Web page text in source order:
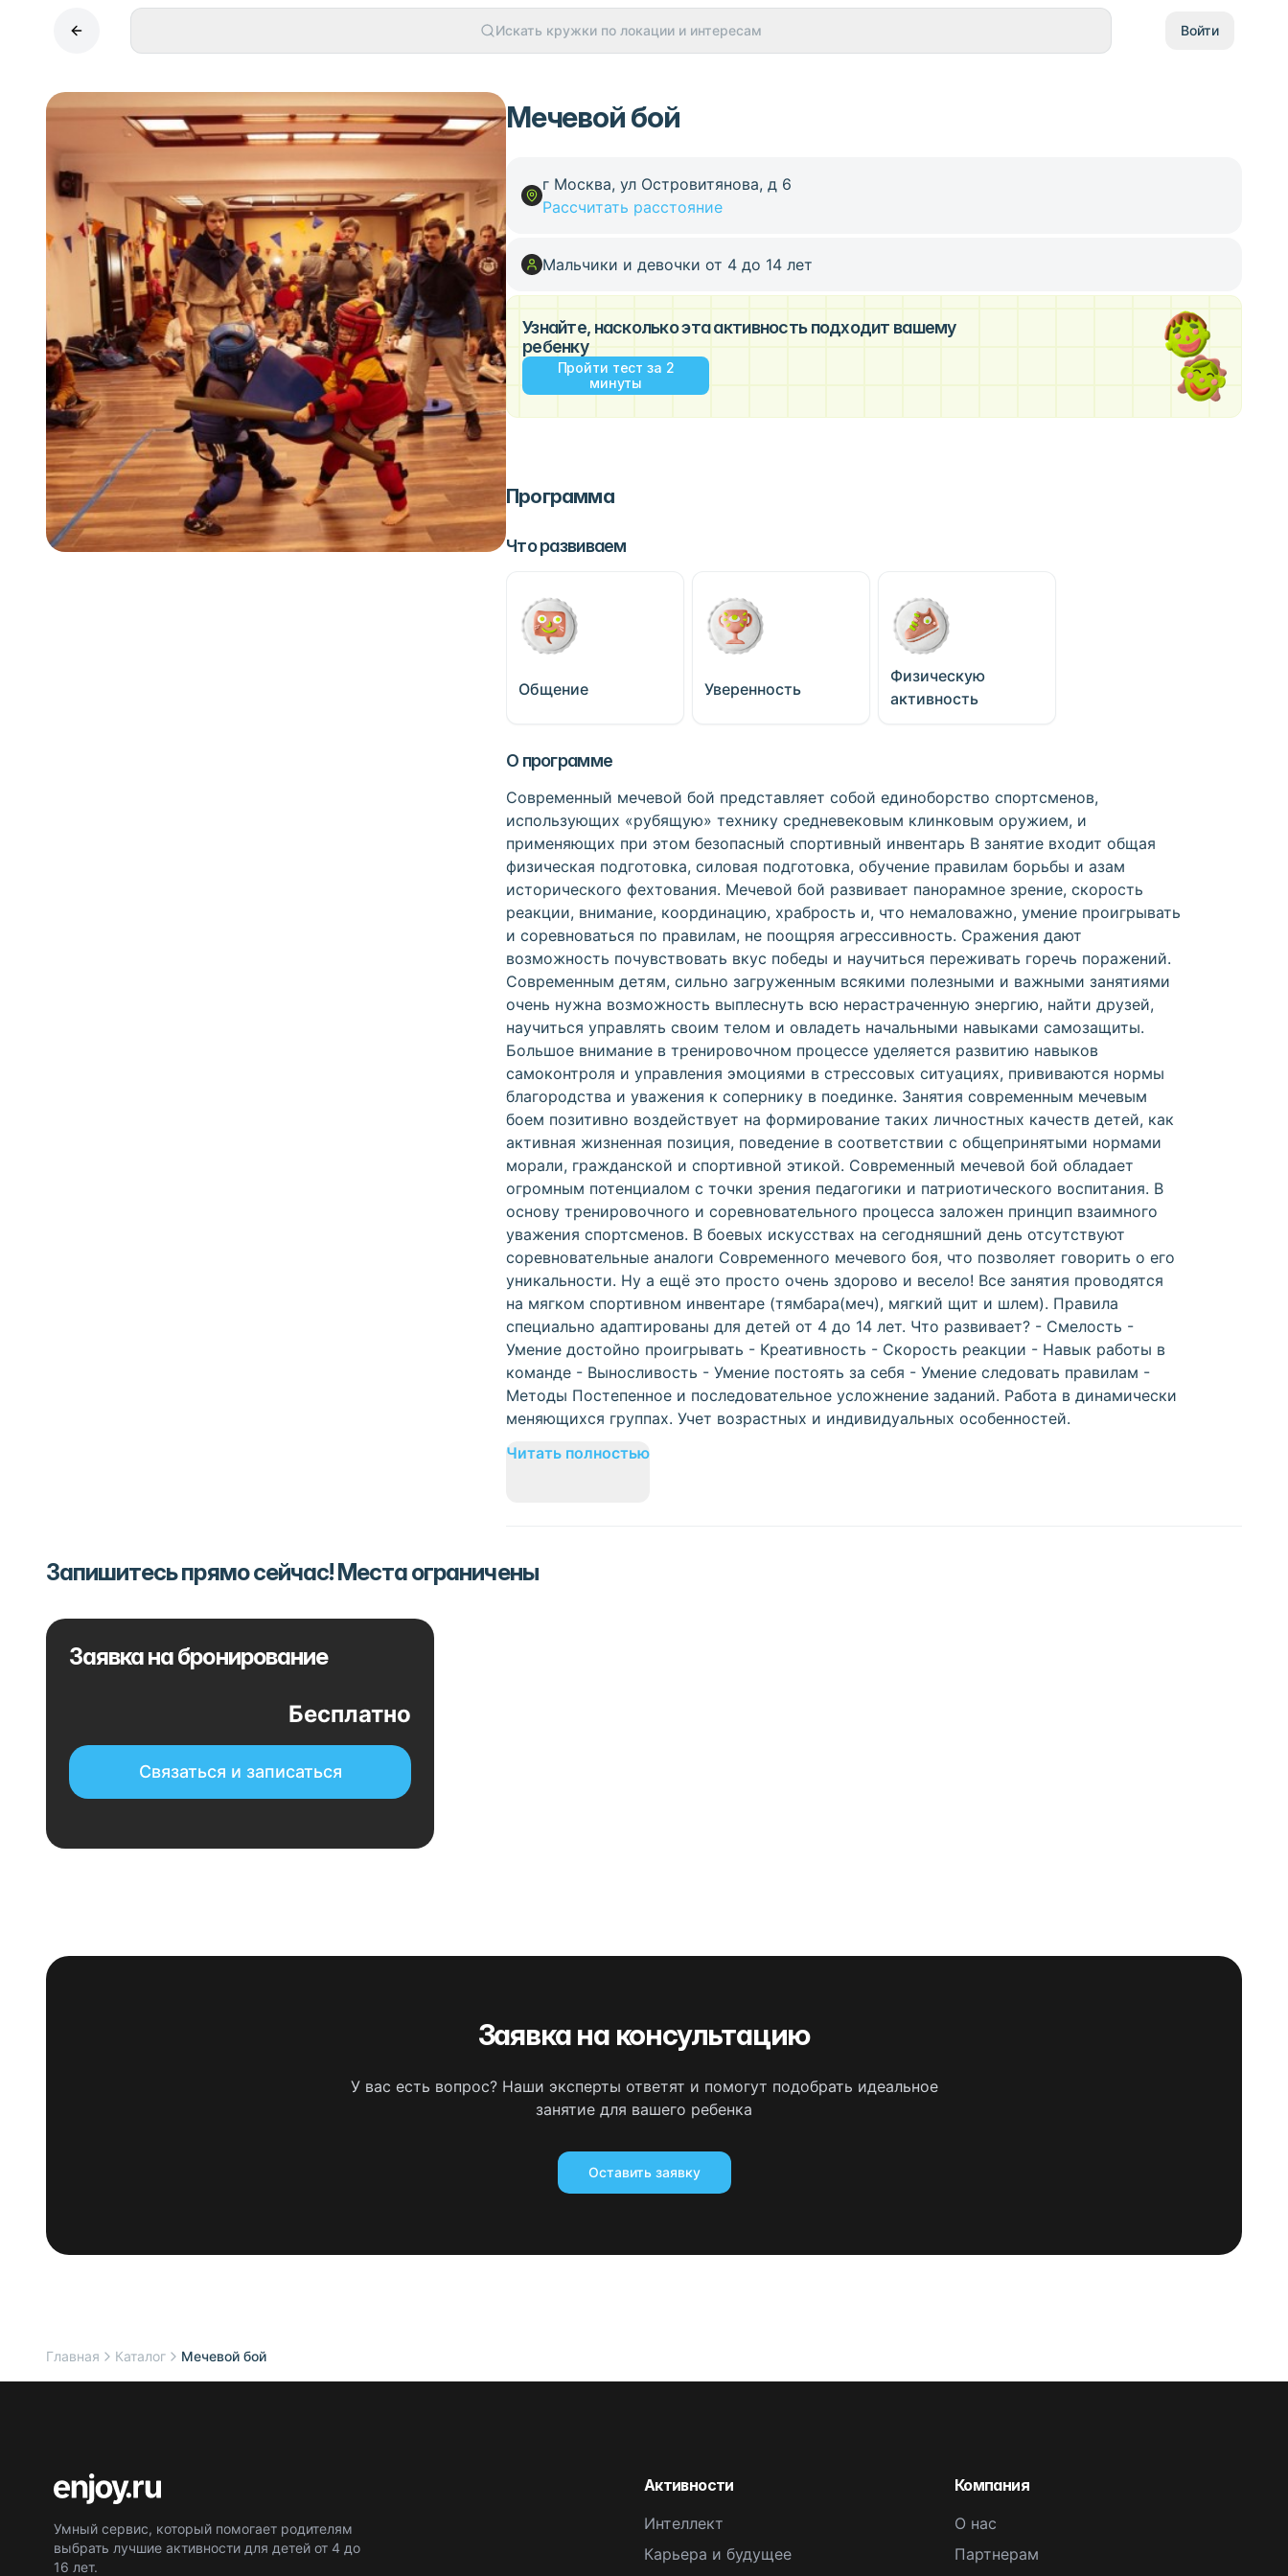
Искать кружки по локации и интересам Войти
Мечевой бой
г Москва, ул Островитянова, д 6
Рассчитать расстояние
Мальчики и девочки от 4 до 14 лет
Узнайте, насколько эта активность подходит вашему
ребенку
Пройти тест за 2
минуты
Программа
Что развиваем
Общение Уверенность
Физическую
активность
О программе
Современный мечевой бой представляет собой единоборство спортсменов,
использующих «рубящую» технику средневековым клинковым оружием, и
применяющих при этом безопасный спортивный инвентарь В занятие входит общая
физическая подготовка, силовая подготовка, обучение правилам борьбы и азам
исторического фехтования. Мечевой бой развивает панорамное зрение, скорость
реакции, внимание, координацию, храбрость и, что немаловажно, умение проигрывать
и соревноваться по правилам, не поощряя агрессивность. Сражения дают
возможность почувствовать вкус победы и научиться переживать горечь поражений.
Современным детям, сильно загруженным всякими полезными и важными занятиями
очень нужна возможность выплеснуть всю нерастраченную энергию, найти друзей,
научиться управлять своим телом и овладеть начальными навыками самозащиты.
Большое внимание в тренировочном процессе уделяется развитию навыков
самоконтроля и управления эмоциями в стрессовых ситуациях, прививаются нормы
благородства и уважения к сопернику в поединке. Занятия современным мечевым
боем позитивно воздействует на формирование таких личностных качеств детей, как
активная жизненная позиция, поведение в соответствии с общепринятыми нормами
морали, гражданской и спортивной этикой. Современный мечевой бой обладает
огромным потенциалом с точки зрения педагогики и патриотического воспитания. В
основу тренировочного и соревновательного процесса заложен принцип взаимного
уважения спортсменов. В боевых искусствах на сегодняшний день отсутствуют
соревновательные аналоги Современного мечевого боя, что позволяет говорить о его
уникальности. Ну а ещё это просто очень здорово и весело! Все занятия проводятся
на мягком спортивном инвентаре (тямбара(меч), мягкий щит и шлем). Правила
специально адаптированы для детей от 4 до 14 лет. Что развивает? - Смелость -
Умение достойно проигрывать - Креативность - Скорость реакции - Навык работы в
команде - Выносливость - Умение постоять за себя - Умение следовать правилам -
Методы Постепенное и последовательное усложнение заданий. Работа в динамически
меняющихся группах. Учет возрастных и индивидуальных особенностей.
Читать полностью
Запишитесь прямо сейчас! Места ограничены
Заявка на бронирование
Бесплатно
Связаться и записаться
Заявка на консультацию
У вас есть вопрос? Наши эксперты ответят и помогут подобрать идеальное
занятие для вашего ребенка
Оставить заявку
Главная Каталог Мечевой бой
Умный сервис, который помогает родителям
выбрать лучшие активности для детей от 4 до
16 лет.
Активности
Интеллект
Карьера и будущее
Компания
О нас
Партнерам